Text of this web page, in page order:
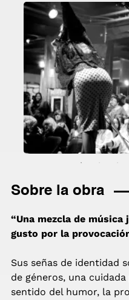
Sobre la obra
“Una mezcla de
gusto por la
Sus señas de identidad
de géneros, una
sentido del humor, la